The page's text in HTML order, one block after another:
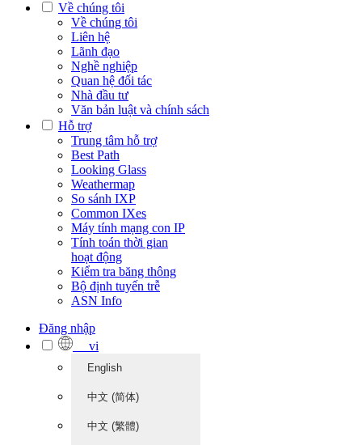
Về chúng tôi
Về chúng tôi
Liên hệ
Lãnh đạo
Nghề nghiệp
Quan hệ đối tác
Nhà đầu tư
Văn bản luật và chính sách
Hỗ trợ
Trung tâm hỗ trợ
Best Path
Looking Glass
Weathermap
So sánh IXP
Common IXes
Máy tính mạng con IP
Tính toán thời gian
hoạt động
Kiểm tra băng thông
Bộ định tuyến trễ
ASN Info
Đăng nhập
vi
English
中文 (简体)
中文 (繁體)